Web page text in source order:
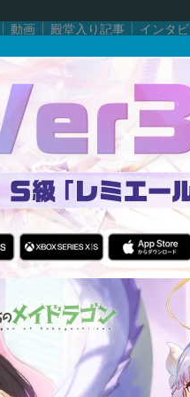
動画 殿堂入り記事 インタ